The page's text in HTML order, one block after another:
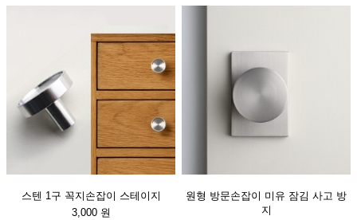
스텐 1구 꼭지손잡이 스테이지
3,000 원
원형 방문손잡이 미유 잠김 사고 방
지